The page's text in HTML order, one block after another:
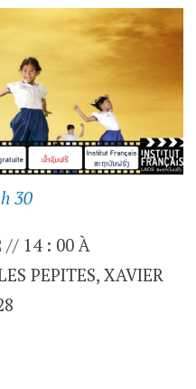
30
// 14 : 00 À
PEPITES, XAVIER